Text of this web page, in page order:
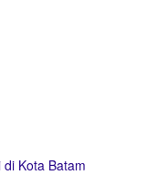
Kota Batam